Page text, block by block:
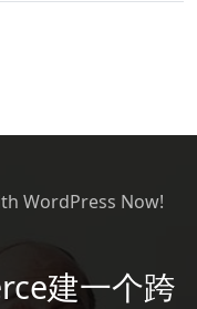
WordPress Now!
建一个跨